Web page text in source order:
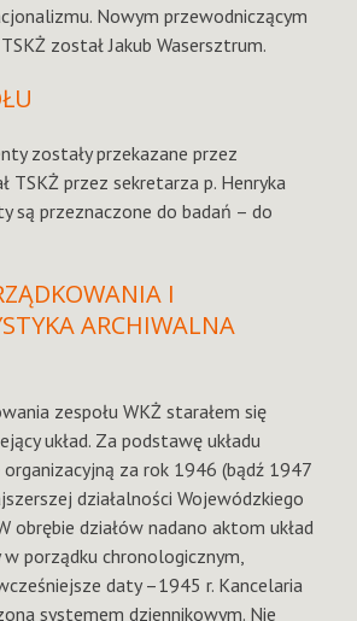
Nowym przewodniczącym
został Jakub Wasersztrum.
zostały przekazane przez
TSKŻ przez sekretarza p. Henryka
są przeznaczone do badań – do
I
ARCHIWALNA
zespołu WKŻ starałem się
układ. Za podstawę układu
za rok 1946 (bądź 1947
działalności Wojewódzkiego
obrębie działów nadano aktom układ
w porządku chronologicznym,
daty –1945 r. Kancelaria
systemem dziennikowym. Nie